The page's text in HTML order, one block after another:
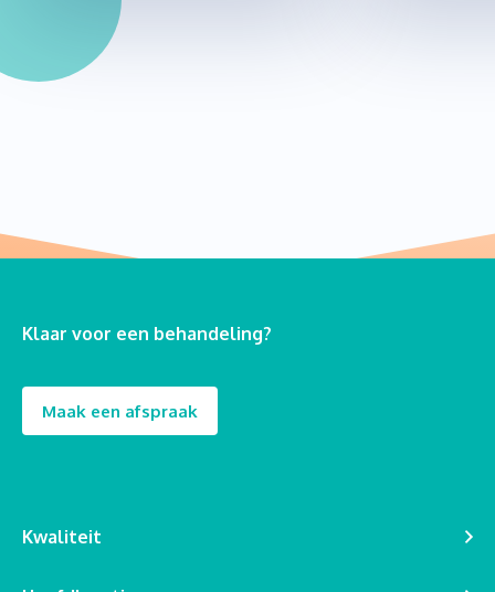
Klaar voor een behandeling?
Maak een afspraak
Kwaliteit